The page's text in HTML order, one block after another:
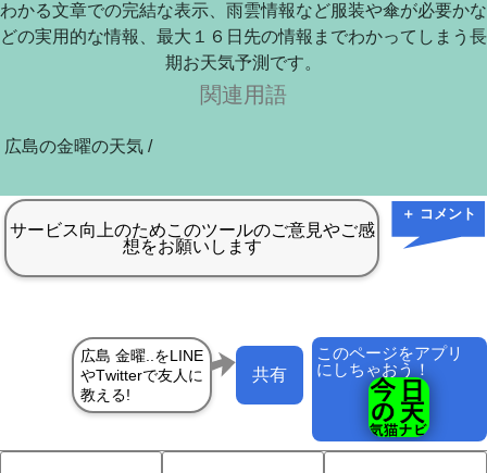
わかる文章での完結な表示、雨雲情報など服装や傘が必要かな
どの実用的な情報、最大１６日先の情報までわかってしまう長
期お天気予測です。
関連用語
広島の金曜の天気 /
＋ コメント
このページをアプリ
にしちゃおう！
共有